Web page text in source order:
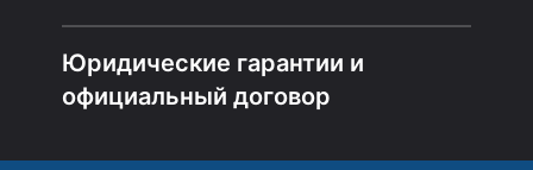
Юридические гарантии и
официальный договор